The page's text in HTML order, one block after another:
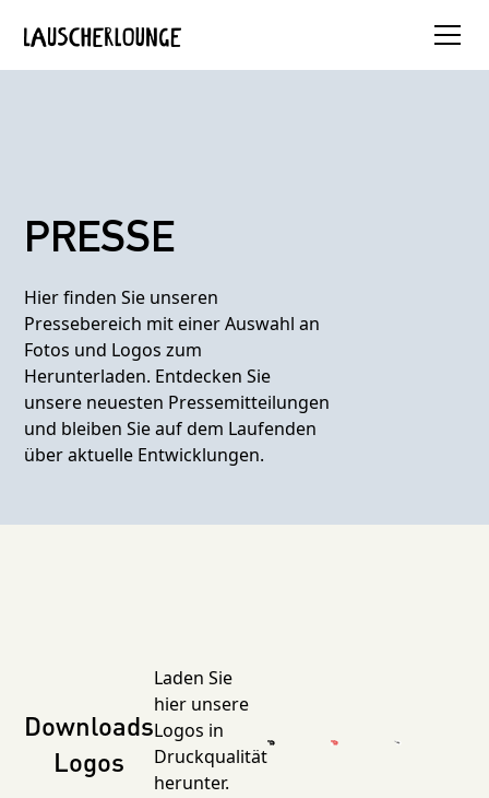
PRESSE
Hier finden Sie unseren
Pressebereich mit einer Auswahl an
Fotos und Logos zum
Herunterladen. Entdecken Sie
unsere neuesten Pressemitteilungen
und bleiben Sie auf dem Laufenden
über aktuelle Entwicklungen.
Downloads
Logos
Laden Sie
hier unsere
Logos in
Druckqualität
herunter.